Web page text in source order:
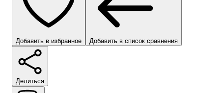
Добавить в избранное Добавить в список сравнения
Делиться